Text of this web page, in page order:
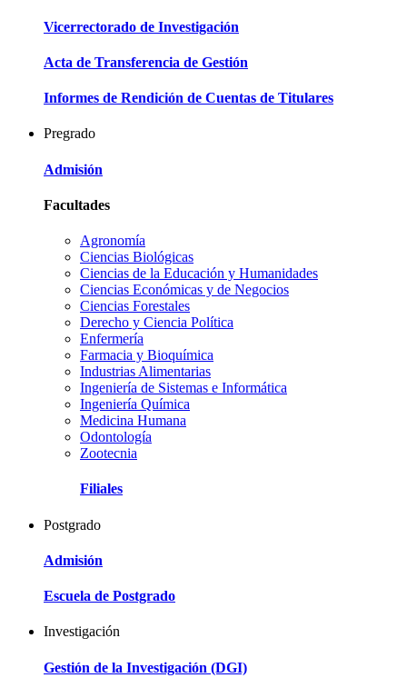
Vicerrectorado de Investigación
Acta de Transferencia de Gestión
Informes de Rendición de Cuentas de Titulares
Pregrado
Admisión
Facultades
Agronomía
Ciencias Biológicas
Ciencias de la Educación y Humanidades
Ciencias Económicas y de Negocios
Ciencias Forestales
Derecho y Ciencia Política
Enfermería
Farmacia y Bioquímica
Industrias Alimentarias
Ingeniería de Sistemas e Informática
Ingeniería Química
Medicina Humana
Odontología
Zootecnia
Filiales
Postgrado
Admisión
Escuela de Postgrado
Investigación
Gestión de la Investigación (DGI)